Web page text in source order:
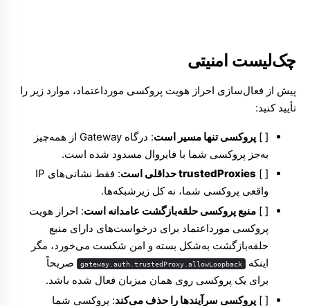
چک‌لیست امنیتی
پیش از فعال‌سازی احراز هویت پروکسی مورداعتماد، موارد زیر را
تأیید کنید:
[ ] پروکسی تنها مسیر است
: درگاه Gateway از همه‌چیز
به‌جز پروکسی شما با فایروال مسدود شده است.
[ ] trustedProxies حداقلی است
: فقط نشانی‌های IP
واقعی پروکسی شما، نه کل زیرشبکه‌ها.
[ ] منبع پروکسی حلقه‌بازگشت عامدانه است: احراز هویت
پروکسی مورداعتماد برای درخواست‌های دارای منبع
حلقه‌بازگشت به‌شکل بسته و امن شکست می‌خورد، مگر
اینکه
gateway.auth.trustedProxy.allowLoopback صریحاً
برای یک پروکسی روی همان میزبان فعال شده باشد.
[ ] پروکسی سرآیندها را حذف می‌کند: پروکسی شما